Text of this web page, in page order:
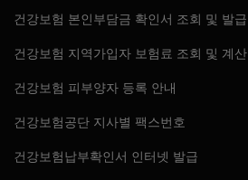
건강보험 본인부담금 확인서 조회 및 발급
건강보험 지역가입자 보험료 조회 및 계산
건강보험 피부양자 등록 안내
건강보험공단 지사별 팩스번호
건강보험납부확인서 인터넷 발급